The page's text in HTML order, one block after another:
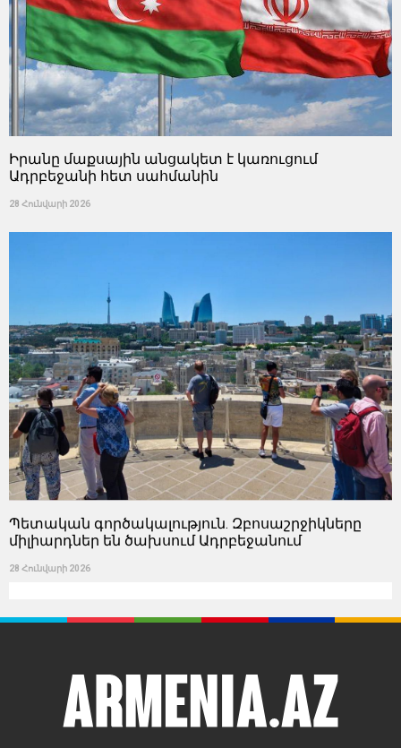
Իրանը մաքսային անցակետ է կառուցում
Ադրբեջանի հետ սահմանին
28 Հունվարի 2026
Պետական ​​գործակալություն. Զբոսաշրջիկները
միլիարդներ են ծախսում Ադրբեջանում
28 Հունվարի 2026